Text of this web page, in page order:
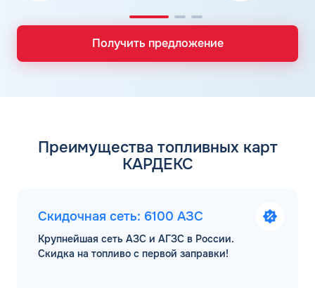
Получить предложение
Преимущества топливных карт
КАРДЕКС
Скидочная сеть: 6100 АЗС
Крупнейшая сеть АЗС и АГЗС в России.
Скидка на топливо с первой заправки!